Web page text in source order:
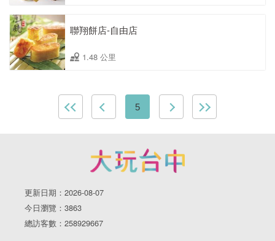
聯翔餅店-自由店
1.48 公里
5
更新日期：2026-08-07
今日瀏覽：3863
總訪客數：258929667